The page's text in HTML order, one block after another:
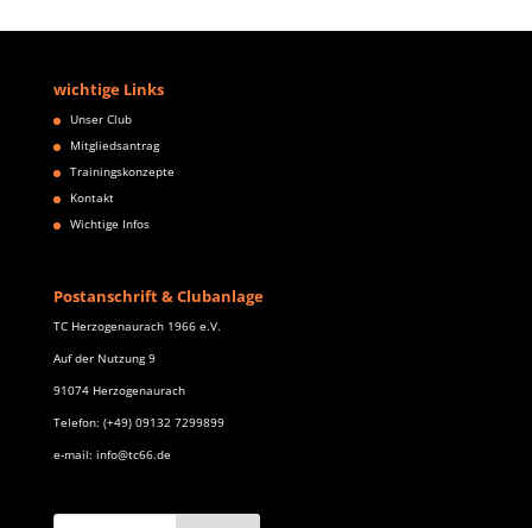
wichtige Links
Unser Club
Mitgliedsantrag
Trainingskonzepte
Kontakt
Wichtige Infos
Postanschrift & Clubanlage
TC Herzogenaurach 1966 e.V.
Auf der Nutzung 9
91074 Herzogenaurach
Telefon: (+49) 09132 7299899
e-mail: info@tc66.de